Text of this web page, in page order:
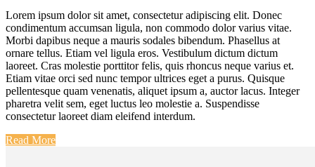
Lorem ipsum dolor sit amet, consectetur adipiscing elit. Donec
condimentum accumsan ligula, non commodo dolor varius vitae.
Morbi dapibus neque a mauris sodales bibendum. Phasellus at
ornare tellus. Etiam vel ligula eros. Vestibulum dictum dictum
laoreet. Cras molestie porttitor felis, quis rhoncus neque varius et.
Etiam vitae orci sed nunc tempor ultrices eget a purus. Quisque
pellentesque quam venenatis, aliquet ipsum a, auctor lacus. Integer
pharetra velit sem, eget luctus leo molestie a. Suspendisse
consectetur laoreet diam eleifend interdum.
Read More